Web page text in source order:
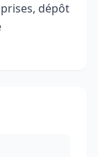
dépôt